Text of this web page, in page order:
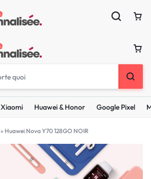
Xiaomi Huawei & Honor Google Pixel
» Huawei Nova Y70 128GO NOIR